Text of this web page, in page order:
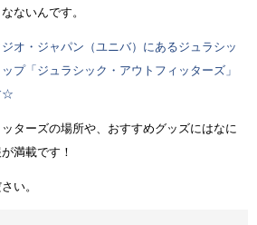
ないんです。
オ・ジャパン（ユニバ）にあるジュラシッ
プ「ジュラシック・アウトフィッターズ」
☆
ターズの場所や、おすすめグッズにはなに
満載です！
い。